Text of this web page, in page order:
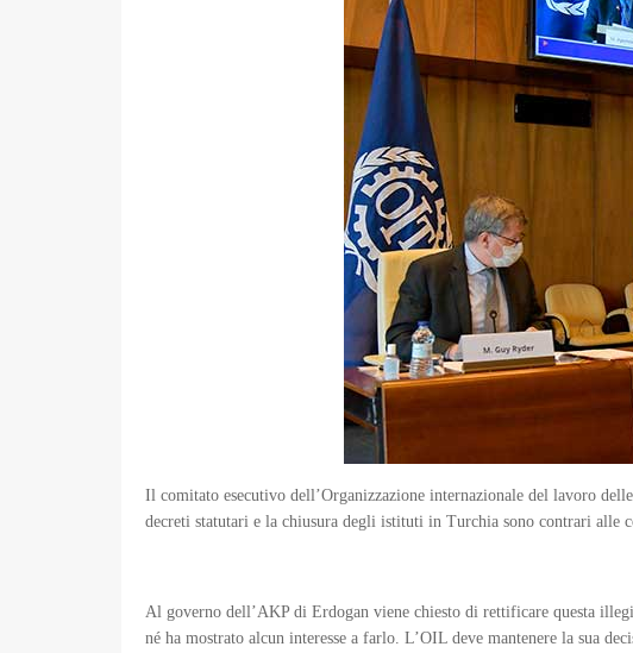
Il comitato esecutivo dell’Organizzazione internazionale del lavoro
decreti statutari e la chiusura degli istituti in Turchia sono contrari alle
Al governo dell’AKP di Erdogan viene chiesto di rettificare questa
né ha mostrato alcun interesse a farlo. L’OIL deve mantenere la sua